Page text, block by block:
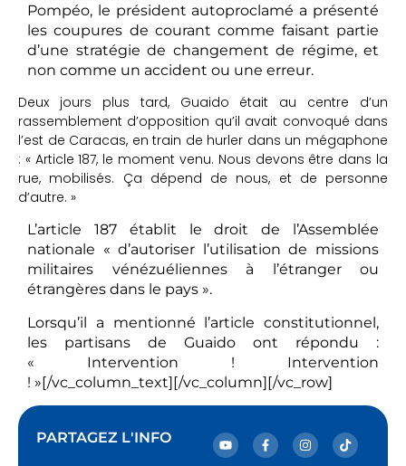
Pompéo, le président autoproclamé a présenté
les coupures de courant comme faisant partie
d’une stratégie de changement de régime, et
non comme un accident ou une erreur.
Deux jours plus tard, Guaido était au centre d’un
rassemblement d’opposition qu’il avait convoqué dans
l’est de Caracas, en train de hurler dans un mégaphone
: « Article 187, le moment venu. Nous devons être dans la
rue, mobilisés. Ça dépend de nous, et de personne
d’autre. »
L’article 187 établit le droit de l’Assemblée
nationale « d’autoriser l’utilisation de missions
militaires vénézuéliennes à l’étranger ou
étrangères dans le pays ».
Lorsqu’il a mentionné l’article constitutionnel,
les partisans de Guaido ont répondu :
« Intervention ! Intervention
! »[/vc_column_text][/vc_column][/vc_row]
PARTAGEZ L'INFO